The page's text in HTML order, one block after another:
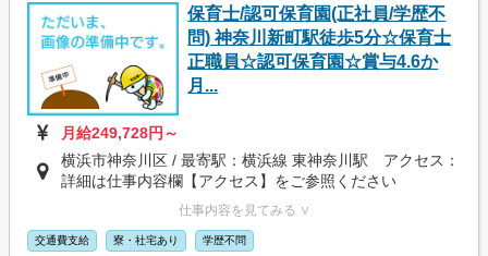
保育士/認可保育園(正社員/学歴不
問) 神奈川新町駅徒歩5分☆保育士
正職員☆認可保育園☆賞与4.6か
月...
月給249,728円～
横浜市神奈川区 / 最寄駅：横浜線 東神奈川駅 アクセス：
詳細は仕事内容欄【アクセス】をご参照ください
仕事内容を見てみる ∨
交通費支給 寮・社宅あり 学歴不問